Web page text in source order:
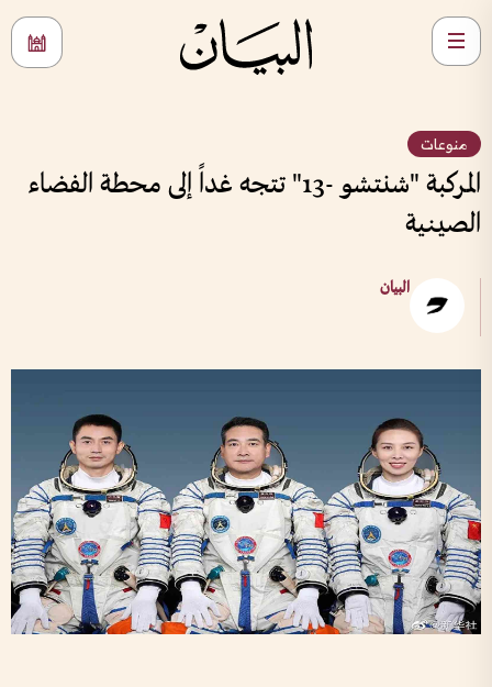
منوعات
المركبة "شنتشو -13" تتجه غداً إلى محطة الفضاء
الصينية
البيان